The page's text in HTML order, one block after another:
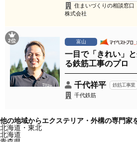
住まいづくりの相談窓口
株式会社
2位 富山
一目で「きれい」
る鉄筋工事のプロ
千代祥平 鉄筋工事業
千代鉄筋
他の地域からエクステリア・外構の専門家
北海道・東北
北海道